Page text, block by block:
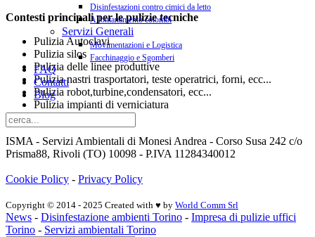
Disinfestazioni contro cimici da letto
Allontanamento colombi
Servizi Generali
Movimentazioni e Logistica
Facchinaggio e Sgomberi
FAQ
Contatti
Blog
Contesti principali per le pulizie tecniche
Pulizia Autoclavi
Pulizia silos
Pulizia delle linee produttive
Pulizia nastri trasportatori, teste operatrici, forni, ecc...
Pulizia robot,turbine,condensatori, ecc...
Pulizia impianti di verniciatura
Pulizia filtri pressa
ISMA - Servizi Ambientali di Monesi Andrea - Corso Susa 242 c/o
Prisma88, Rivoli (TO) 10098 - P.IVA 11284340012
Cookie Policy - Privacy Policy
Copyright © 2014 - 2025 Created with ♥ by World Comm Srl
News - Disinfestazione ambienti Torino - Impresa di pulizie uffici
Torino - Servizi ambientali Torino